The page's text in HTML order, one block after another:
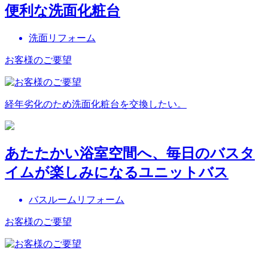
便利な洗面化粧台
洗面リフォーム
お客様のご要望
経年劣化のため洗面化粧台を交換したい。
あたたかい浴室空間へ、毎日のバスタ
イムが楽しみになるユニットバス
バスルームリフォーム
お客様のご要望